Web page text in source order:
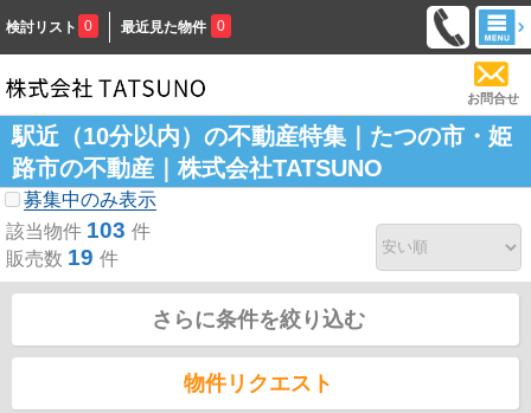
検討リスト 0 最近見た物件 0
お問合せ
駅近（10分以内）の不動産特集｜たつの市・姫
路市の不動産｜株式会社TATSUNO
募集中のみ表示
該当物件 103 件
販売数 19 件
さらに条件を絞り込む
物件リクエスト